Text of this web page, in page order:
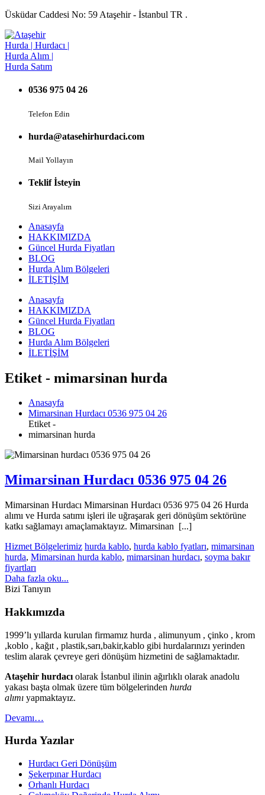
Üsküdar Caddesi No: 59 Ataşehir - İstanbul TR .
0536 975 04 26
Telefon Edin
hurda@atasehirhurdaci.com
Mail Yollayın
Teklif İsteyin
Sizi Arayalım
Anasayfa
HAKKIMIZDA
Güncel Hurda Fiyatları
BLOG
Hurda Alım Bölgeleri
İLETİŞİM
Anasayfa
HAKKIMIZDA
Güncel Hurda Fiyatları
BLOG
Hurda Alım Bölgeleri
İLETİŞİM
Etiket - mimarsinan hurda
Anasayfa
Mimarsinan Hurdacı 0536 975 04 26
Etiket -
mimarsinan hurda
Mimarsinan Hurdacı 0536 975 04 26
Mimarsinan Hurdacı Mimarsinan Hurdacı 0536 975 04 26 Hurda
alımı ve Hurda satımı işleri ile uğraşarak geri dönüşüm sektörüne
katkı sağlamayı amaçlamaktayız. Mimarsinan [...]
Hizmet Bölgelerimiz hurda kablo, hurda kablo fyatları, mimarsinan
hurda, Mimarsinan hurda kablo, mimarsinan hurdacı, soyma bakır
fiyartları
Daha fazla oku...
Bizi Tanıyın
Hakkımızda
1999’lı yıllarda kurulan firmamız hurda , alimunyum , çinko , krom
,koblo , kağıt , plastik,sarı,bakir,kablo gibi hurdalarınızı yerinden
teslim alarak çevreye geri dönüşüm hizmetini de sağlamaktadır.
Ataşehir hurdacı olarak İstanbul ilinin ağırlıklı olarak anadolu
yakası başta olmak üzere tüm bölgelerinden hurda
alımı yapmaktayız.
Devamı…
Hurda Yazılar
Hurdacı Geri Dönüşüm
Şekerpınar Hurdacı
Orhanlı Hurdacı